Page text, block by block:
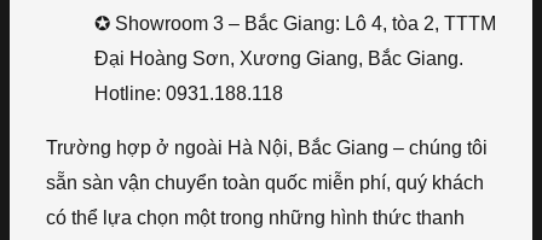
✪ Showroom 3 – Bắc Giang: Lô 4, tòa 2, TTTM
Đại Hoàng Sơn, Xương Giang, Bắc Giang.
Hotline: 0931.188.118
Trường hợp ở ngoài Hà Nội, Bắc Giang – chúng tôi
sẵn sàn vận chuyển toàn quốc miễn phí, quý khách
có thể lựa chọn một trong những hình thức thanh